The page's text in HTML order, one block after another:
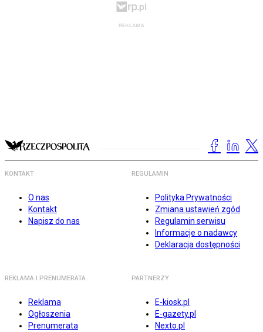
KONTAKT
O nas
Kontakt
Napisz do nas
REGULAMIN
Polityka Prywatności
Zmiana ustawień zgód
Regulamin serwisu
Informacje o nadawcy
Deklaracja dostępności
REKLAMA I PRENUMERATA
Reklama
Ogłoszenia
Prenumerata
PARTNERZY
E-kiosk.pl
E-gazety.pl
Nexto.pl